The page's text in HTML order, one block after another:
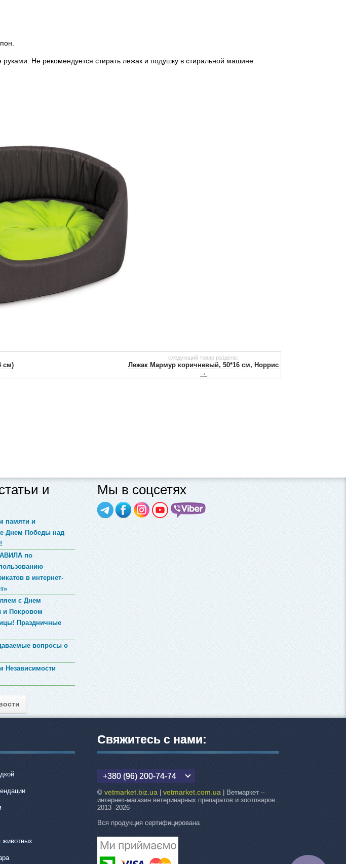
Не рекомендуется стирать лежак и подушку в стиральной машине.
см)
следующий товар раздела:
Лежак Мармур коричневый, 50*16 см, Норрис
→
и
памяти и
Днем Победы над
по
в интернет-
с Днем
и Покровом
Праздничные
вопросы о
Независимости
Мы в соцсетях
животных
Свяжитесь с нами:
+380 (96) 200-74-74
©vetmarket.biz.ua |vetmarket.com.ua | Ветмаркет –
интернет-магазин ветеринарных препаратов и зоотоваров
2013 -2026
Вся продукция сертифицирована